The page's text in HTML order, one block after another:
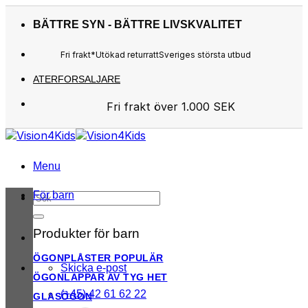
BÄTTRE SYN - BÄTTRE LIVSKVALITET
Fri frakt*Utökad returrattSveriges största utbud
ATERFORSALJARE
Fri frakt över 1.000 SEK
Kunderna älskar oss
Utökad returratt
Sveriges största utbud
Menu
Sök
Skicka e-post
(+45) 42 61 62 22
För barn
Produkter för barn
ÖGONPLÅSTER
ÖGONLAPPAR AV TYG
GLASÖGON